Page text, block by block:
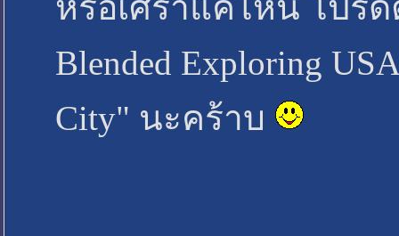
Blended Exploring
City" นะคร้าบ